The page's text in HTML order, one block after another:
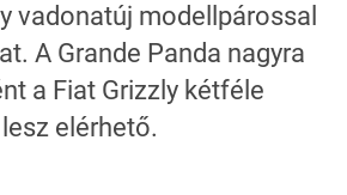
vadonatúj modellpárossal
A Grande Panda nagyra
a Fiat Grizzly kétféle
elérhető.